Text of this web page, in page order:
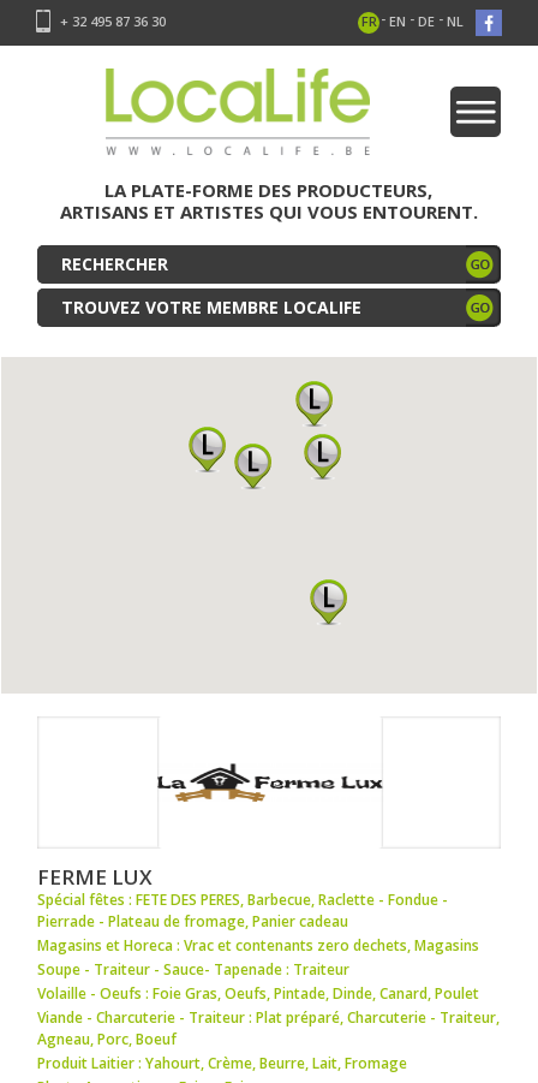
+ 32 495 87 36 30 FR - EN - DE - NL
LA PLATE-FORME DES PRODUCTEURS,
ARTISANS ET ARTISTES QUI VOUS ENTOURENT.
TROUVEZ VOTRE MEMBRE LOCALIFE
FERME LUX
Spécial fêtes : FETE DES PERES,Barbecue,Raclette - Fondue -
Pierrade - Plateau de fromage,Panier cadeau
Magasins et Horeca : Vrac et contenants zero dechets,Magasins
Soupe - Traiteur - Sauce- Tapenade : Traiteur
Volaille - Oeufs : Foie Gras,Oeufs,Pintade,Dinde,Canard,Poulet
Viande - Charcuterie - Traiteur : Plat préparé,Charcuterie - Traiteur,
Agneau,Porc,Boeuf
Produit Laitier : Yahourt,Crème,Beurre,Lait,Fromage